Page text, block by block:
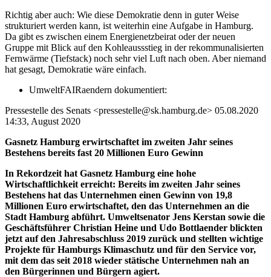
Richtig aber auch: Wie diese Demokratie denn in guter Weise
strukturiert werden kann, ist weiterhin eine Aufgabe in Hamburg.
Da gibt es zwischen einem Energienetzbeirat oder der neuen
Gruppe mit Blick auf den Kohleaussstieg in der rekommunalisierten
Fernwärme (Tiefstack) noch sehr viel Luft nach oben. Aber niemand
hat gesagt, Demokratie wäre einfach.
UmweltFAIRaendern dokumentiert:
Pressestelle des Senats <pressestelle@sk.hamburg.de> 05.08.2020
14:33, August 2020
Gasnetz Hamburg erwirtschaftet im zweiten Jahr seines
Bestehens bereits fast 20 Millionen Euro Gewinn
In Rekordzeit hat Gasnetz Hamburg eine hohe
Wirtschaftlichkeit erreicht: Bereits im zweiten Jahr seines
Bestehens hat das Unternehmen einen Gewinn von 19,8
Millionen Euro erwirtschaftet, den das Unternehmen an die
Stadt Hamburg abführt. Umweltsenator Jens Kerstan sowie die
Geschäftsführer Christian Heine und Udo Bottlaender blickten
jetzt auf den Jahresabschluss 2019 zurück und stellten wichtige
Projekte für Hamburgs Klimaschutz und für den Service vor,
mit dem das seit 2018 wieder stätische Unternehmen nah an
den Bürgerinnen und Bürgern agiert.